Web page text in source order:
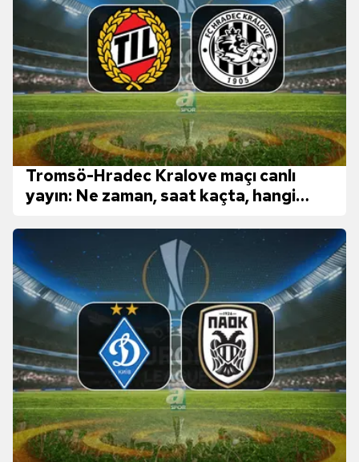
Tromsö-Hradec Kralove maçı canlı
yayın: Ne zaman, saat kaçta, hangi